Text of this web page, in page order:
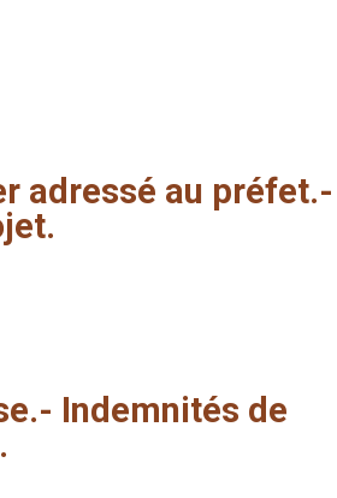
adressé au préfet.-
Indemnités de